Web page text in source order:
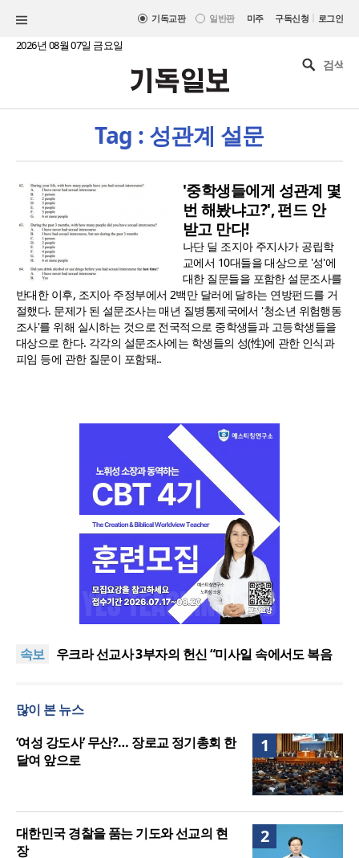
기독교판 일반판 미주 구독신청 | 로그인
2026년 08월 07일 금요일
Tag : 성관계 설문
'중학생들에게 성관계 몇
번 해봤냐고?', 펀드 안
받고 만다!
나단 딜 조지아 주지사가 공립학
교에서 10대들을 대상으로 '성'에
대한 질문들을 포함한 설문조사를
반대한 이후, 조지아 주정부에서 2백만 달러에 달하는 연방펀드를 거
절했다. 문제가 된 설문조사는 매년 질병통제국에서 '청소년 위험행동
조사'를 위해 실시하는 것으로 전국적으로 중학생들과 고등학생들을
대상으로 한다. 각각의 설문조사에는 학생들의 성(性)에 관한 인식과
피임 등에 관한 질문이 포함돼..
속보
[최원호 목사의 영혼의 양식 63] 말씀은 같은데 왜 열
우크라 선교사 3부자의 헌신 “미사일 속에서도 복음
강력 반발
[최원호 목사의 영혼의 양식 63] 말씀은 같은데 왜 열
美 이민구금센터에 억류됐던 한인 목회자 석방돼
많이 본 뉴스
1
‘여성 강도사’ 무산?… 장로교 정기총회 한
달여 앞으로
2
대한민국 경찰을 품는 기도와 선교의 현
장